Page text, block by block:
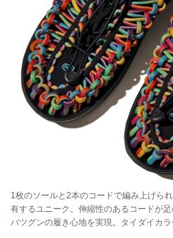
026 Haglöfs（ホグロフ
春の新作はまだまだ！
ック！
025 MOUNTAIN
ェア）
024 CAL O LINE （キャ
023 Battenwear（バテン
022 norbit（ノービット）
021 BROWN by 2-tacs
ス）
020 NEEDLES（ニード
1枚のソールと2本のコードで編み上げら
有するユニーク。伸縮性のあるコードが
バツグンの履き心地を実現。タイダイカ